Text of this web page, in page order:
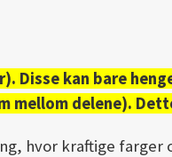
kan bare
mellom delene).
hvor kraftige